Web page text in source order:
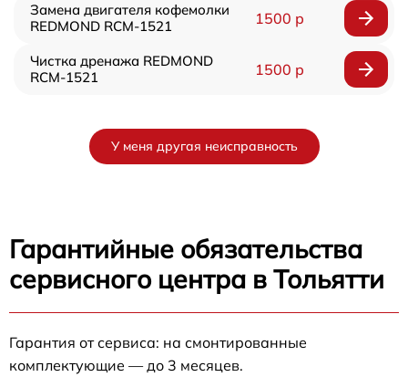
Замена двигателя кофемолки
REDMOND RCM-1521
1500 р
Чистка дренажа REDMOND
RCM-1521
1500 р
У меня другая неисправность
Гарантийные обязательства
сервисного центра в Тольятти
Гарантия от сервиса: на смонтированные
комплектующие — до 3 месяцев.